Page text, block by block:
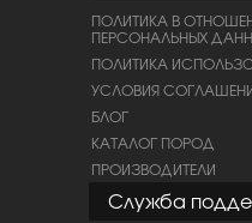
ПОЛИТИКА В
ПЕРСОНАЛЬНЫХ
ПОЛИТИКА
УСЛОВИЯ
БЛОГ
КАТАЛОГ ПОРОД
ПРОИЗВОДИТЕЛИ
Служба